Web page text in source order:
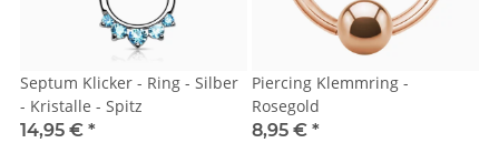
Septum Klicker - Ring - Silber
- Kristalle - Spitz
14,95 € *
Piercing Klemmring -
Rosegold
8,95 € *